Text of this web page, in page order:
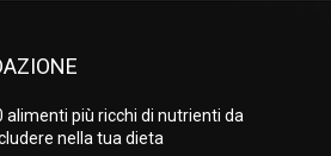
alimenti più ricchi di nutrienti da
nella tua dieta